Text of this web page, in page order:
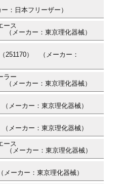
：日本フリーザー）
ース
メーカー：東京理化器械）
251170） （メーカー：
ラー
メーカー：東京理化器械）
メーカー：東京理化器械）
メーカー：東京理化器械）
ース
メーカー：東京理化器械）
ーカー：東京理化器械）